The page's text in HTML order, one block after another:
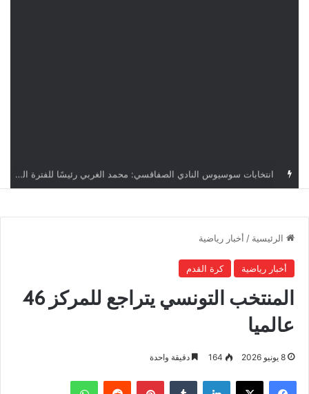
قرعة دوري أبطال إفريقيا: النادي الإفريقي في حال التأهل يواجه مازمبي أو ميدياما
الرئيسية / أخبار رياضية
أخبار رياضية كرة القدم
المنتخب التونسي يتراجع للمركز 46
عالميا
8 يونيو 2026 164 دقيقة واحدة
فيسبوك ‫X لينكدإن بينتيريست واتساب